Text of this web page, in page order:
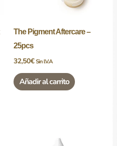
The Pigment Aftercare –
25pcs
32,50€Sin I.V.A
Añadir al carrito